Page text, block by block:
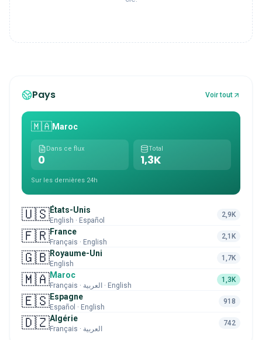
Pays Voir tout
🇲🇦Maroc
Dans ce flux
0
Total
1,3K
Sur les dernières 24h
🇺🇸États-Unis
English · Español
2,9K
🇫🇷France
Français · English
2,1K
🇬🇧Royaume-Uni
English
1,7K
🇲🇦Maroc
Français · العربية · English
1,3K
🇪🇸Espagne
Español · English
918
🇩🇿Algérie
Français · العربية
742